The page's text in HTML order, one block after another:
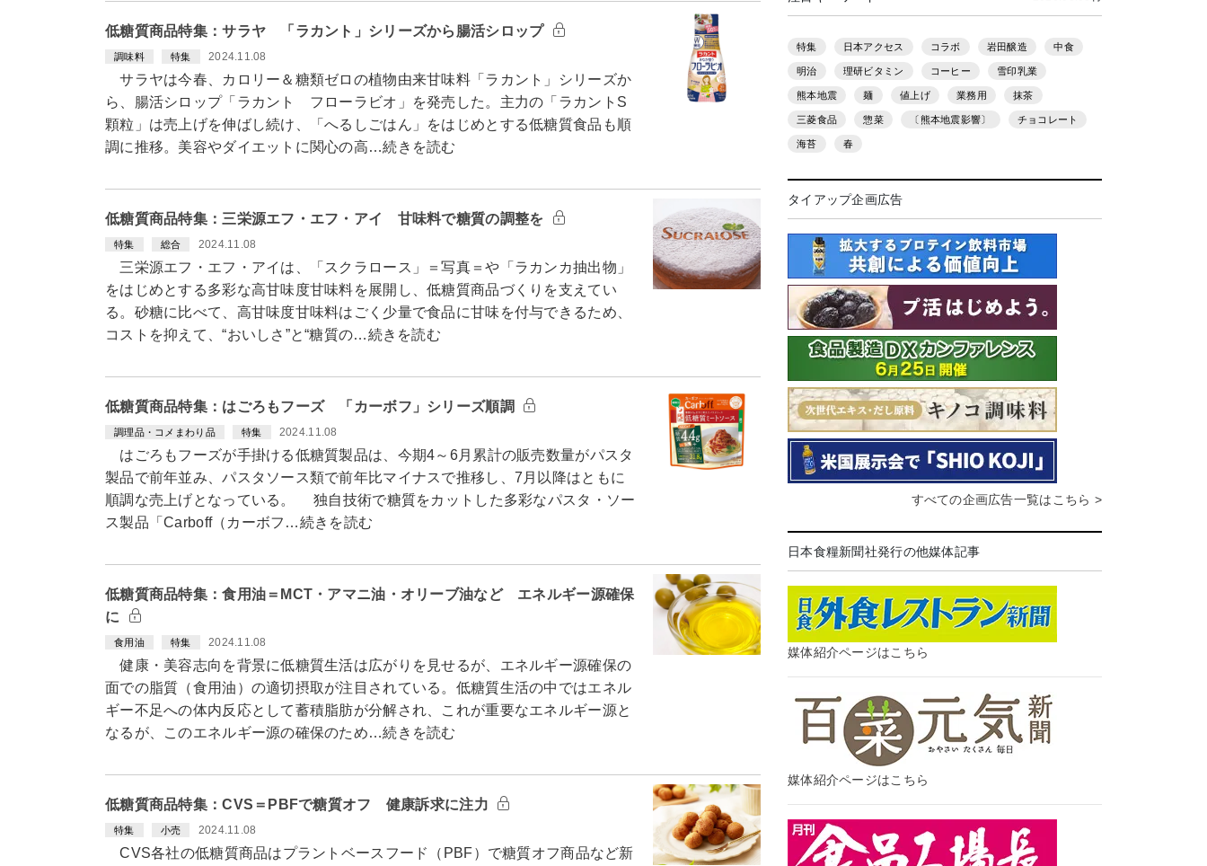
低糖質商品特集：サラヤ 「ラカント」シリーズから腸活シロップ
調味料 特集 2024.11.08
サラヤは今春、カロリー＆糖類ゼロの植物由来甘味料「ラカント」シリーズか
ら、腸活シロップ「ラカント フローラビオ」を発売した。主力の「ラカントS
顆粒」は売上げを伸ばし続け、「へるしごはん」をはじめとする低糖質食品も順
調に推移。美容やダイエットに関心の高…続きを読む
低糖質商品特集：三栄源エフ・エフ・アイ 甘味料で糖質の調整を
特集 総合 2024.11.08
三栄源エフ・エフ・アイは、「スクラロース」＝写真＝や「ラカンカ抽出物」
をはじめとする多彩な高甘味度甘味料を展開し、低糖質商品づくりを支えてい
る。砂糖に比べて、高甘味度甘味料はごく少量で食品に甘味を付与できるため、
コストを抑えて、“おいしさ”と“糖質の…続きを読む
低糖質商品特集：はごろもフーズ 「カーボフ」シリーズ順調
調理品・コメまわり品 特集 2024.11.08
はごろもフーズが手掛ける低糖質製品は、今期4～6月累計の販売数量がパスタ
製品で前年並み、パスタソース類で前年比マイナスで推移し、7月以降はともに
順調な売上げとなっている。 独自技術で糖質をカットした多彩なパスタ・ソー
ス製品「Carboff（カーボフ…続きを読む
低糖質商品特集：食用油＝MCT・アマニ油・オリーブ油など エネルギー源確保
に
食用油 特集 2024.11.08
健康・美容志向を背景に低糖質生活は広がりを見せるが、エネルギー源確保の
面での脂質（食用油）の適切摂取が注目されている。低糖質生活の中ではエネル
ギー不足への体内反応として蓄積脂肪が分解され、これが重要なエネルギー源と
なるが、このエネルギー源の確保のため…続きを読む
低糖質商品特集：CVS＝PBFで糖質オフ 健康訴求に注力
特集 小売 2024.11.08
CVS各社の低糖質商品はプラントベースフード（PBF）で糖質オフ商品など新
特集 日本アクセス コラボ 岩田醸造 中食
明治 理研ビタミン コーヒー 雪印乳業
熊本地震 麺 値上げ 業務用 抹茶
三菱食品 惣菜 〔熊本地震影響〕 チョコレート
海苔 春
タイアップ企画広告
すべての企画広告一覧はこちら >
日本食糧新聞社発行の他媒体記事
媒体紹介ページはこちら
媒体紹介ページはこちら